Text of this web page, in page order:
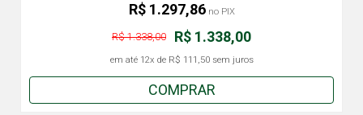
R$ 1.338,00
R$ 1.338,00
em até 12x de R$ 111,50sem juros
R$ 1.297,86no PIX
COMPRAR